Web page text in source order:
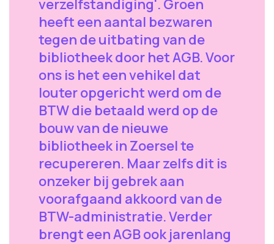
verzelfstandiging'. Groen
heeft een aantal bezwaren
tegen de uitbating van de
bibliotheek door het AGB. Voor
ons is het een vehikel dat
louter opgericht werd om de
BTW die betaald werd op de
bouw van de nieuwe
bibliotheek in Zoersel te
recupereren. Maar zelfs dit is
onzeker bij gebrek aan
voorafgaand akkoord van de
BTW-administratie. Verder
brengt een AGB ook jarenlang